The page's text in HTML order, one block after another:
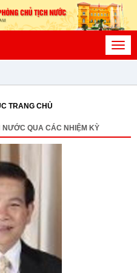
TRANG CHỦ
NƯỚC QUA CÁC NHIỆM KỲ